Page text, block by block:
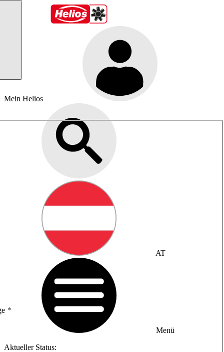
Mein Helios
AT
Menü
Aktueller Status: